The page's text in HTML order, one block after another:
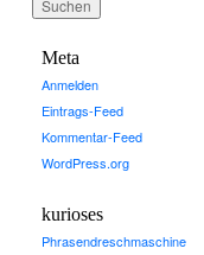
Meta
Anmelden
Eintrags-Feed
Kommentar-Feed
WordPress.org
kurioses
Phrasendreschmaschine